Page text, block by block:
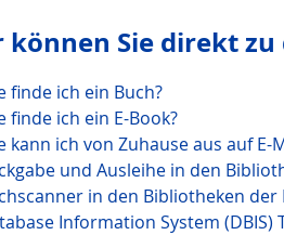
können Sie direkt
finde ich ein Buch?
finde ich ein E-Book?
kann ich von Zuhause aus auf
und Ausleihe in den
in den Bibliotheken der
Infor­mation System (DBIS)